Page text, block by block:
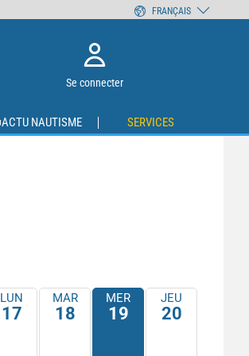
Se connecter
ACTU NAUTISME SERVICES
LUN
17
MAR
18
MER
19
JEU
20
FRANÇAIS